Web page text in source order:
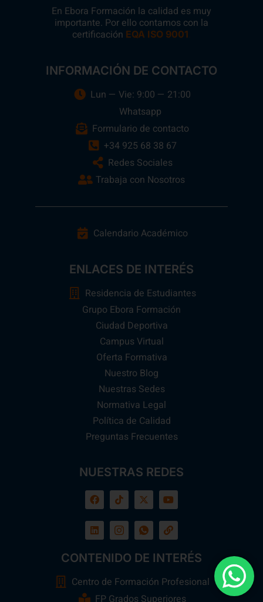
En Ebora Formación la calidad es muy
importante. Por ello contamos con la
certificación EQA ISO 9001
INFORMACIÓN DE CONTACTO
Lun — Vie: 9:00 — 21:00
Whatsapp
Formulario de contacto
+34 925 68 38 67
Redes Sociales
Trabaja con Nosotros
Calendario Académico
ENLACES DE INTERÉS
Residencia de Estudiantes
Grupo Ebora Formación
Ciudad Deportiva
Campus Virtual
Oferta Formativa
Nuestro Blog
Nuestras Sedes
Normativa Legal
Política de Calidad
Preguntas Frecuentes
NUESTRAS REDES
CONTENIDO DE INTERÉS
Centro de Formación Profesional
FP Grados Superiores